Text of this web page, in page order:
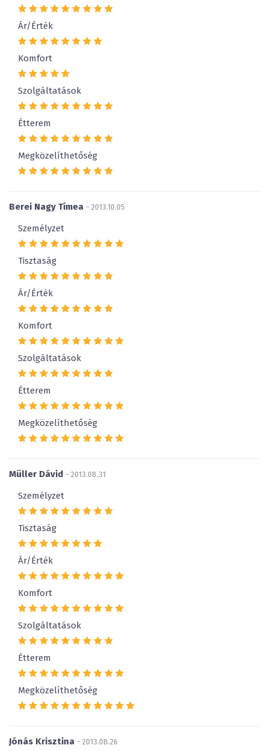
Ár/Érték
Komfort
Szolgáltatások
Étterem
Megközelíthetőség
Berei Nagy Tímea - 2013.10.05
Személyzet
Tisztaság
Ár/Érték
Komfort
Szolgáltatások
Étterem
Megközelíthetőség
Müller Dávid - 2013.08.31
Személyzet
Tisztaság
Ár/Érték
Komfort
Szolgáltatások
Étterem
Megközelíthetőség
Jónás Krisztina - 2013.08.26